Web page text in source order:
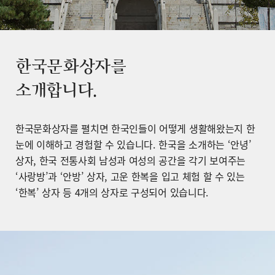
한국문화상자를
소개합니다.
한국문화상자를 펼치면 한국인들이 어떻게 생활해왔는지 한
눈에 이해하고 경험할 수 있습니다. 한국을 소개하는 ‘안녕’
상자, 한국 전통사회 남성과 여성의 공간을 각기 보여주는
‘사랑방’과 ‘안방’ 상자, 고운 한복을 입고 체험 할 수 있는
‘한복’ 상자 등 4개의 상자로 구성되어 있습니다.